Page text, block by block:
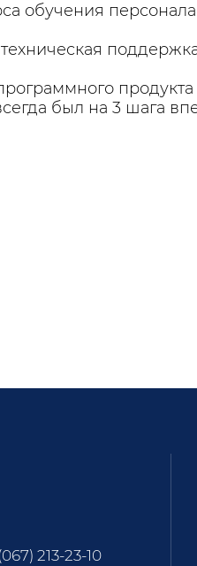
обучения
был на 3 шага
213-23-10